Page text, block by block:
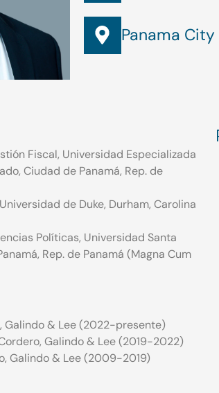
Panama City
Fiscal, Universidad Especializada
Ciudad de Panamá, Rep. de
de Duke, Durham, Carolina
Políticas, Universidad Santa
Rep. de Panamá (Magna Cum
Galindo & Lee (2022-presente)
Galindo & Lee (2019-2022)
Galindo & Lee (2009-2019)